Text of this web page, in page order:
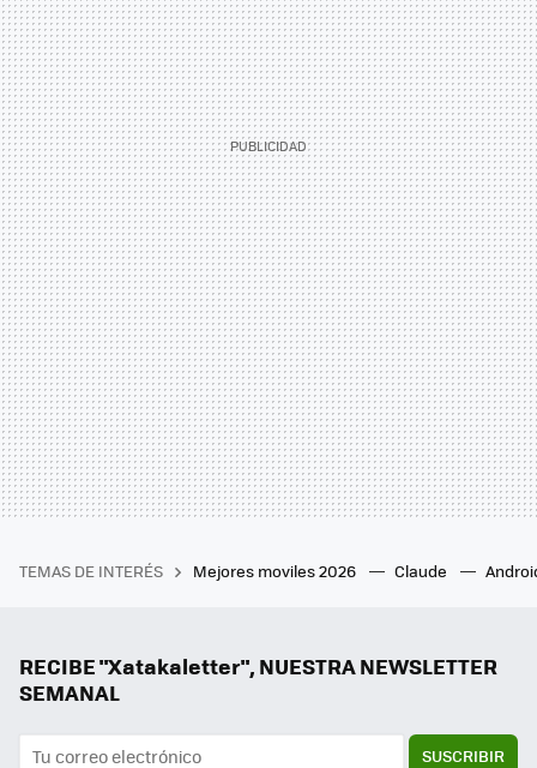
TEMAS DE INTERÉS Mejores moviles 2026 Claude
RECIBE "Xatakaletter", NUESTRA NEWSLETTER
SEMANAL
SUSCRIBIR